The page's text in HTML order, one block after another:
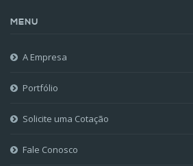
MENU
A Empresa
Portfólio
Solicite uma Cotação
Fale Conosco